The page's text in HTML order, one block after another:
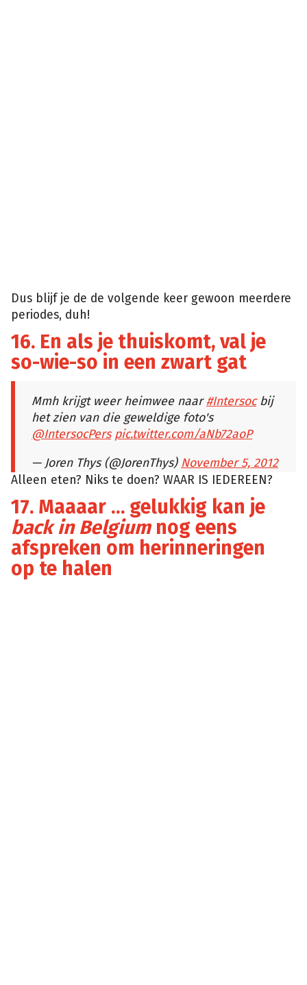
Dus blijf je de de volgende keer gewoon meerdere
periodes, duh!
16. En als je thuiskomt, val je
so-wie-so in een zwart gat
Mmh krijgt weer heimwee naar#Intersocbij
het zien van die geweldige foto's
@IntersocPers pic.twitter.com/aNb72aoP
— Joren Thys (@JorenThys) November 5, 2012
Alleen eten? Niks te doen? WAAR IS IEDEREEN?
17. Maaaar … gelukkig kan je
back in Belgiumnog eens
afspreken om herinneringen
op te halen